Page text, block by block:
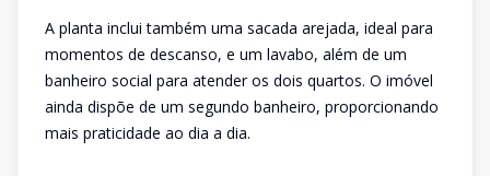
A planta inclui também uma sacada arejada, ideal para
momentos de descanso, e um lavabo, além de um
banheiro social para atender os dois quartos. O imóvel
ainda dispõe de um segundo banheiro, proporcionando
mais praticidade ao dia a dia.